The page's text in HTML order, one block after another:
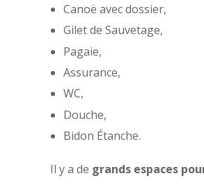
Canoë avec dossier,
Gilet de Sauvetage,
Pagaie,
Assurance,
WC,
Douche,
Bidon Étanche.
Il y a de grands espaces